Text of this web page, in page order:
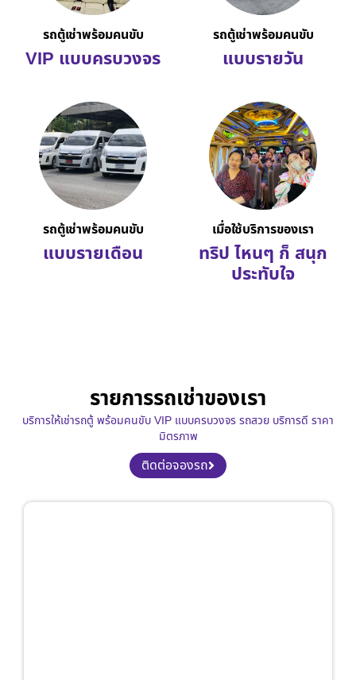
รถตู้เช่าพร้อมคนขับ
VIP แบบครบวงจร
รถตู้เช่าพร้อมคนขับ
แบบรายวัน
รถตู้เช่าพร้อมคนขับ
แบบรายเดือน
เมื่อใช้บริการของเรา
ทริป ไหนๆ ก็ สนุก
ประทับใจ
รายการรถเช่าของเรา
บริการให้เช่ารถตู้ พร้อมคนขับ VIP แบบครบวงจร รถสวย บริการดี ราคา
มิตรภาพ
ติดต่อจองรถ